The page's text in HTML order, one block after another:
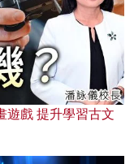
遊戲 提升學習古文